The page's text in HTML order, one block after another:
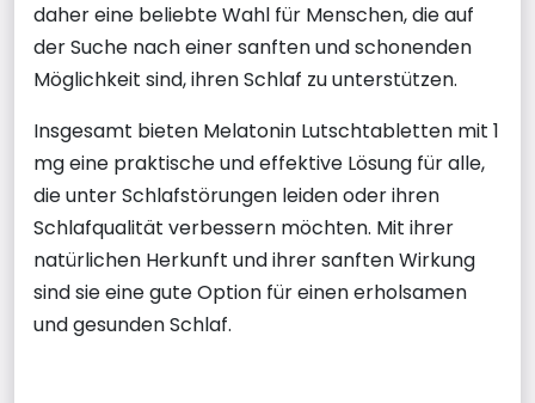
daher eine beliebte Wahl für Menschen, die auf
der Suche nach einer sanften und schonenden
Möglichkeit sind, ihren Schlaf zu unterstützen.
Insgesamt bieten Melatonin Lutschtabletten mit 1
mg eine praktische und effektive Lösung für alle,
die unter Schlafstörungen leiden oder ihren
Schlafqualität verbessern möchten. Mit ihrer
natürlichen Herkunft und ihrer sanften Wirkung
sind sie eine gute Option für einen erholsamen
und gesunden Schlaf.